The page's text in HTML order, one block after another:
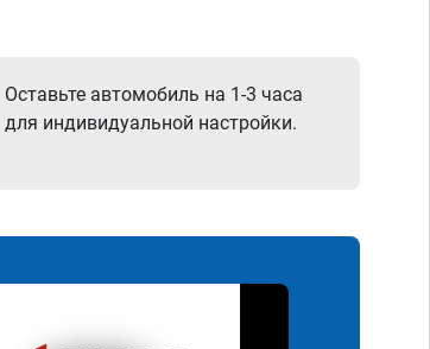
Оставьте автомобиль на 1-3 часа
для индивидуальной настройки.